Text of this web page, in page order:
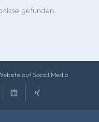
gefunden.
auf Social Media